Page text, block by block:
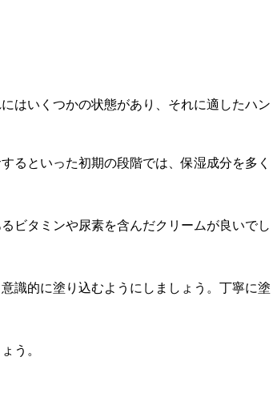
はいくつかの状態があり、それに適したハン
るといった初期の段階では、保湿成分を多く
ビタミンや尿素を含んだクリームが良いでし
識的に塗り込むようにしましょう。丁寧に塗
う。